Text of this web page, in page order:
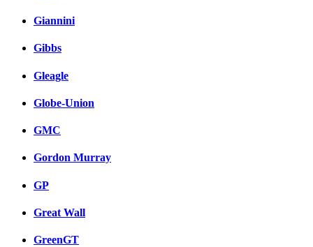
Giannini
Gibbs
Gleagle
Globe-Union
GMC
Gordon Murray
GP
Great Wall
GreenGT